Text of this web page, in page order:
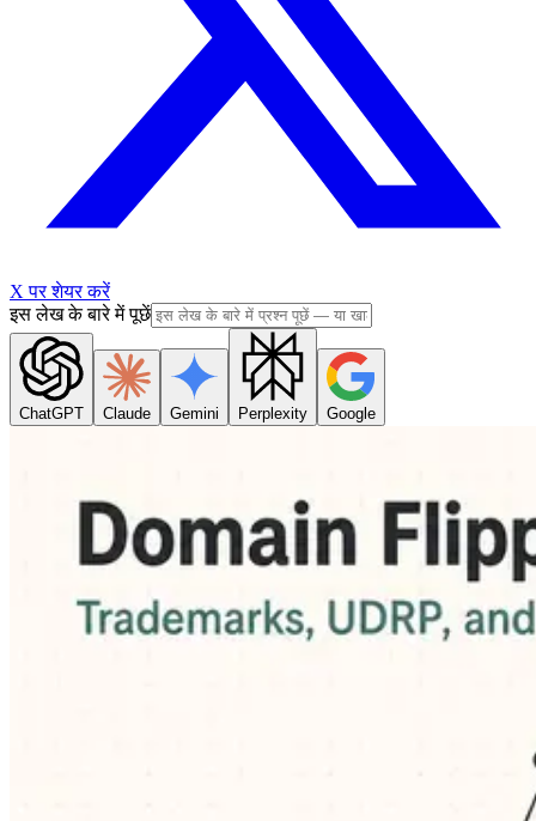
X पर शेयर करें
इस लेख के बारे में पूछें
ChatGPT Claude Gemini Perplexity Google